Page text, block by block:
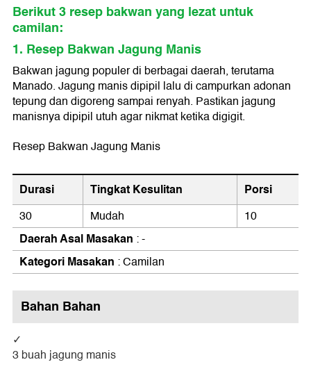
Berikut 3 resep bakwan yang lezat untuk
camilan:
1. Resep Bakwan Jagung Manis
Bakwan jagung populer di berbagai daerah, terutama
Manado. Jagung manis dipipil lalu di campurkan adonan
tepung dan digoreng sampai renyah. Pastikan jagung
manisnya dipipil utuh agar nikmat ketika digigit.
Resep Bakwan Jagung Manis
Durasi Tingkat Kesulitan Porsi
30 Mudah 10
Daerah Asal Masakan : -
Kategori Masakan : Camilan
Bahan Bahan
3 buah jagung manis